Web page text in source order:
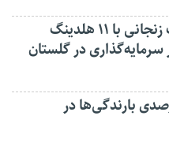
استاندار: بابک زنجانی با ۱۱ هلدینگ
سرمایه‌گذاری در گلستان
۵۳ درصدی بارندگی‌ها در